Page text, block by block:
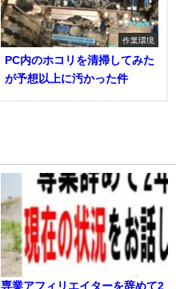
作業環境
PC内のホコリを清掃してみた
が予想以上に汚かった件
専業アフィリエイターを辞めて2